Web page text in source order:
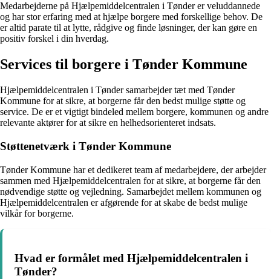
Medarbejderne på Hjælpemiddelcentralen i Tønder er veluddannede
og har stor erfaring med at hjælpe borgere med forskellige behov. De
er altid parate til at lytte, rådgive og finde løsninger, der kan gøre en
positiv forskel i din hverdag.
Services til borgere i Tønder Kommune
Hjælpemiddelcentralen i Tønder samarbejder tæt med Tønder
Kommune for at sikre, at borgerne får den bedst mulige støtte og
service. De er et vigtigt bindeled mellem borgere, kommunen og andre
relevante aktører for at sikre en helhedsorienteret indsats.
Støttenetværk i Tønder Kommune
Tønder Kommune har et dedikeret team af medarbejdere, der arbejder
sammen med Hjælpemiddelcentralen for at sikre, at borgerne får den
nødvendige støtte og vejledning. Samarbejdet mellem kommunen og
Hjælpemiddelcentralen er afgørende for at skabe de bedst mulige
vilkår for borgerne.
Hvad er formålet med Hjælpemiddelcentralen i
Tønder?